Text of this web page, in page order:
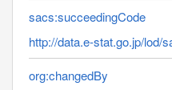
sacs:succeedingCode
http://data.e-stat.go.jp/lod/
org:changedBy